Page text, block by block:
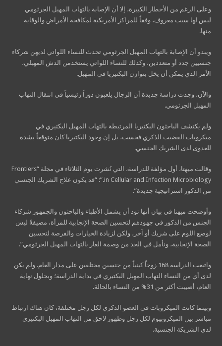
وعلى الرغم من الأخطار الكبيرة، إلا أن الإصابة بالتهاب المهبل الجرثومي
ليس لها سبب معروف، وفقاً للمراكز الأمريكية لمكافحة الأمراض والوقاية
منها.
ويبدو أن الإصابة بالتهاب المهبل الجرثومي تحدث للنساء اللواتي لديهن شركاء
جنسيين جدد أو متعددين، وكذلك للنساء اللواتي يستخدمن الدش المهبلي،
الأمر الذي يمكن أن يخل بتوازن البكتيريا في المهبل.
والآن، وجدت دراسة جديدة أن الرجال يلعبون دوراً رئيسياً في انتقال التهاب
المهبل الجرثومي.
ولم يكتشف الباحثون البكتيريا المرتبطة بالتهاب المهبل البكتيري في
ميكروبات القضيب الذكري فحسب، بل إن وجود البكتيريا كان متوقعاً بشدة
للعدوى لدى الشريك الجنسي.
وقالت ميهتا، أول مؤلفة للدراسة، التي نُشرت يوم الثلاثاء في مجلة “Frontiers
in Cellular and Infection Microbiology.”: “قد يكون علاج الشريك الجنسي
من الذكور استراتيجية جديدة”.
وأوضحت ميهتا في بيان أنها تود أن يشمل الأطباء والباحثون والجمهور شركاء
الجنس من الذكور في جهودهم لتحسين الصحة الإنجابية للمرأة، مضيفةً ليس
لوضع اللوم على شريك أو آخر، ولكن لزيادة الخيارات والفرصة لتحسين
الصحة الإنجابية، ونأمل في الحد من وصمة العار بالتهاب المهبل الجرثومي”.
واتبعت الدراسة 168 زوجاً كينياً من جنسين مختلفين على مدار العام. ولم يكن
لدى أي من النساء التهاب المهبل البكتيري في بداية الدراسة؛ وبحلول نهاية
العام، أصيبت أكثر من 31% من النساء بالحالة.
وبينما كانت الميكروبات في العضو الذكري لكل رجل مختلفة، كان هناك ارتباط
مباشر بين الميكروبيوم لكل رجل وظهور لاحق من التهاب المهبل البكتيري
لدى الشريكة الجنسية.